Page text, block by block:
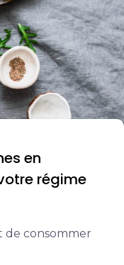
en
régime
de consommer